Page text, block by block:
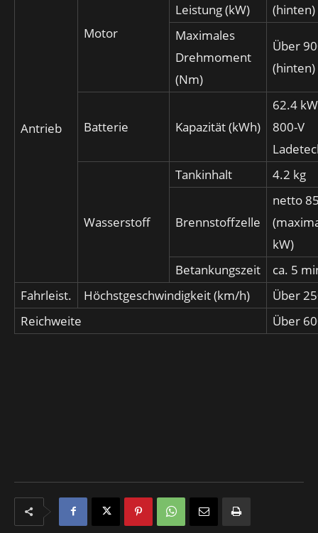
Antrieb
Motor
Leistung (kW)
(hinten)
Maximales
Drehmoment
(Nm)
Über
(hinten)
Batterie Kapazität (kWh)
62.4
800-V
Wasserstoff
Tankinhalt 4.2 kg
Brennstoffzelle
netto
kW)
Betankungszeit
ca. 5
Fahrleist.
Höchstgeschwindigkeit (km/h)
Über
Reichweite
Über